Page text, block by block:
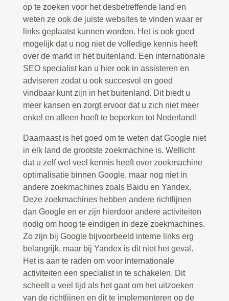
op te zoeken voor het desbetreffende land en
weten ze ook de juiste websites te vinden waar er
links geplaatst kunnen worden. Het is ook goed
mogelijk dat u nog niet de volledige kennis heeft
over de markt in het buitenland. Een internationale
SEO specialist kan u hier ook in assisteren en
adviseren zodat u ook succesvol en goed
vindbaar kunt zijn in het buitenland. Dit biedt u
meer kansen en zorgt ervoor dat u zich niet meer
enkel en alleen hoeft te beperken tot Nederland!
Daarnaast is het goed om te weten dat Google niet
in elk land de grootste zoekmachine is. Wellicht
dat u zelf wel veel kennis heeft over zoekmachine
optimalisatie binnen Google, maar nog niet in
andere zoekmachines zoals Baidu en Yandex.
Deze zoekmachines hebben andere richtlijnen
dan Google en er zijn hierdoor andere activiteiten
nodig om hoog te eindigen in deze zoekmachines.
Zo zijn bij Google bijvoorbeeld interne links erg
belangrijk, maar bij Yandex is dit niet het geval.
Het is aan te raden om voor internationale
activiteiten een specialist in te schakelen. Dit
scheelt u veel tijd als het gaat om het uitzoeken
van de richtlijnen en dit te implementeren op de